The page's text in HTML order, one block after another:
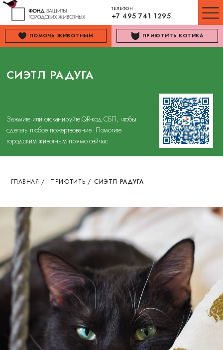
ТЕЛЕФОН :
+7 495 741 1295
ПОМОЧЬ ЖИВОТНЫМ ПРИЮТИТЬ КОТИКА
СИЭТЛ РАДУГА
Зажмите или отсканируйте QR-код СБП, чтобы
сделать любое пожертвование. Помогите
городским животным прямо сейчас
ГЛАВНАЯ / ПРИЮТИТЬ / СИЭТЛ РАДУГА